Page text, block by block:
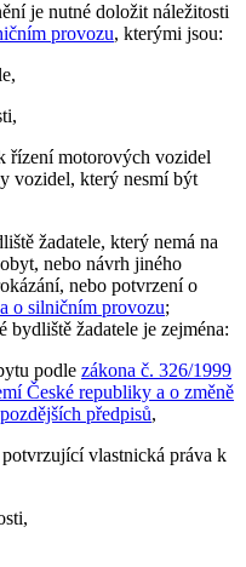
je nutné doložit náležitosti
provozu, kterými jsou:
řízení motorových vozidel
vozidel, který nesmí být
žadatele, který nemá na
nebo návrh jiného
nebo potvrzení o
o silničním provozu;
žadatele je zejména:
podlezákona č. 326/1999
České republiky a o změně
předpisů,
vlastnická práva k